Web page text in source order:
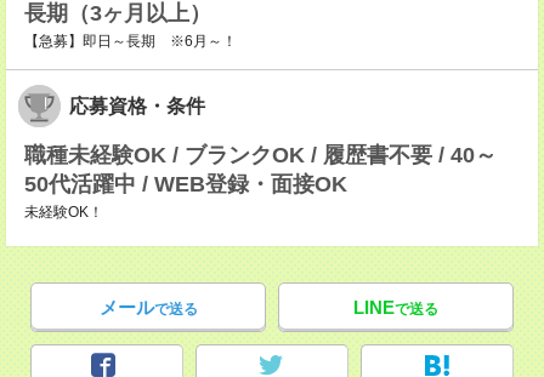
長期（3ヶ月以上）
【急募】即日～長期 ※6月～！
応募資格・条件
職種未経験OK / ブランクOK / 履歴書不要 / 40～
50代活躍中 / WEB登録・面接OK
未経験OK！
メールで送る LINEで送る